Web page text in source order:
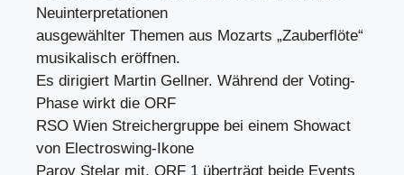
Neuinterpretationen
ausgewählter Themen aus Mozarts „Zauberflöte“
musikalisch eröffnen.
Es dirigiert Martin Gellner. Während der Voting-
Phase wirkt die ORF
RSO Wien Streichergruppe bei einem Showact
von Electroswing-Ikone
Parov Stelar mit. ORF 1 überträgt beide Events